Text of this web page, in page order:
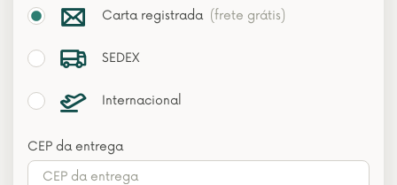
Carta registrada (frete grátis)
SEDEX
Internacional
CEP da entrega